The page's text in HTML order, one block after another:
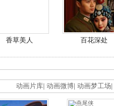
香草美人 百花深处
动画片库 动画微博 动画梦工场